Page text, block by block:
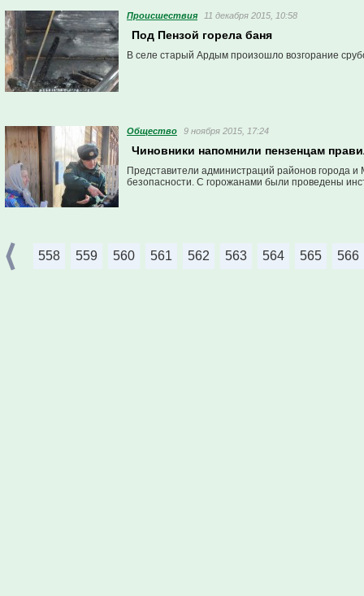
Проиcшествия 11 декабря 2015, 10:58
Под Пензой горела баня
В селе старый Ардым произошло возгорание
Общество 9 ноября 2015, 17:24
Чиновники напомнили пензенцам
Представители администраций районов города
безопасности. С горожанами были проведены
558 559 560 561 562 563 564 565 566